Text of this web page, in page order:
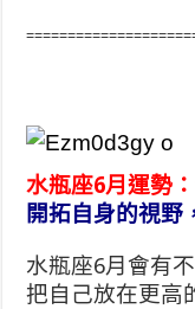
水瓶座6月運
開拓自身的視野
水瓶座6月會有
把自己放在更高